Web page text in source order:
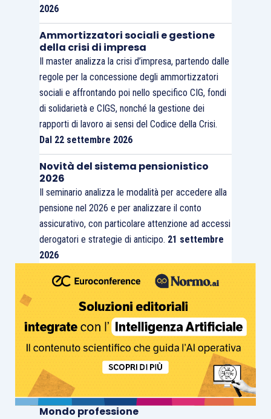
2026
Ammortizzatori sociali e gestione
della crisi di impresa
Il master analizza la crisi d’impresa, partendo dalle
regole per la concessione degli ammortizzatori
sociali e affrontando poi nello specifico CIG, fondi
di solidarietà e CIGS, nonché la gestione dei
rapporti di lavoro ai sensi del Codice della Crisi.
Dal 22 settembre 2026
Novità del sistema pensionistico
2026
Il seminario analizza le modalità per accedere alla
pensione nel 2026 e per analizzare il conto
assicurativo, con particolare attenzione ad accessi
derogatori e strategie di anticipo. 21 settembre
2026
Mondo professione